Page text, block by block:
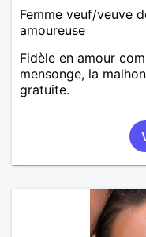
Femme veuf/veuve
amoureuse
Fidèle en amour
mensonge, la
gratuite.